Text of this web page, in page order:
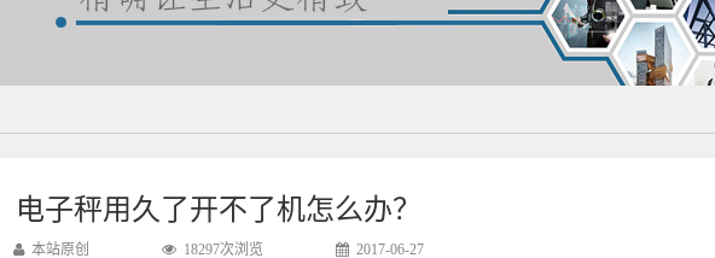
电子秤用久了开不了机怎么办？
本站原创 18297次浏览 2017-06-27